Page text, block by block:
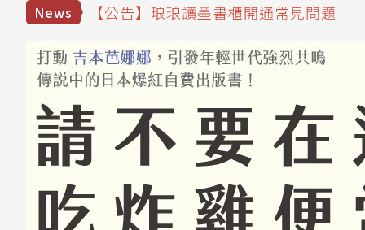
News
【公告】琅琅讀墨 3 分鐘完成書櫃開
【公告】琅琅讀墨數位閱讀資產合併與